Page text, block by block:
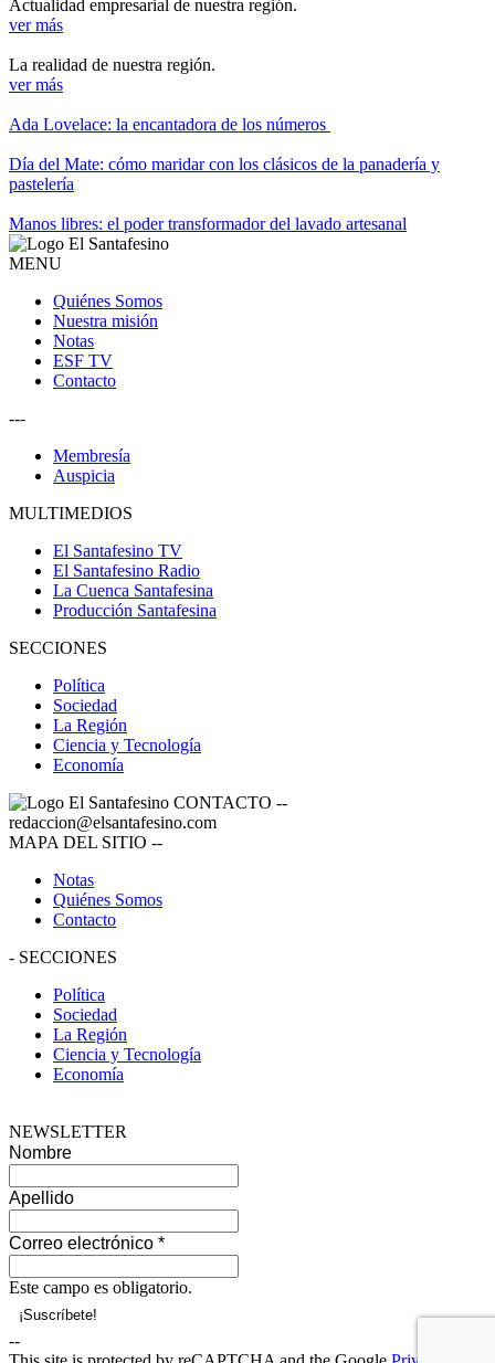
Actualidad empresarial de nuestra región.
ver más
La realidad de nuestra región.
ver más
Ada Lovelace: la encantadora de los números
Día del Mate: cómo maridar con los clásicos de la panadería y
pastelería
Manos libres: el poder transformador del lavado artesanal
MENU
Quiénes Somos
Nuestra misión
Notas
ESF TV
Contacto
---
Membresía
Auspicia
MULTIMEDIOS
El Santafesino TV
El Santafesino Radio
La Cuenca Santafesina
Producción Santafesina
SECCIONES
Política
Sociedad
La Región
Ciencia y Tecnología
Economía
CONTACTO --
redaccion@elsantafesino.com
MAPA DEL SITIO --
Notas
Quiénes Somos
Contacto
- SECCIONES
Política
Sociedad
La Región
Ciencia y Tecnología
Economía
NEWSLETTER
Nombre
Apellido
Correo electrónico *
Este campo es obligatorio.
--